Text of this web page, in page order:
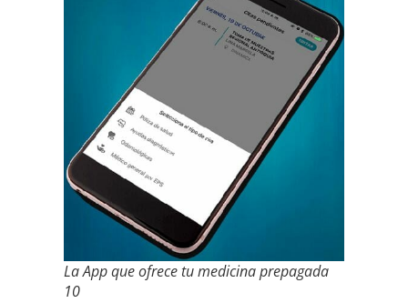
La App que ofrece tu medicina prepagada
10